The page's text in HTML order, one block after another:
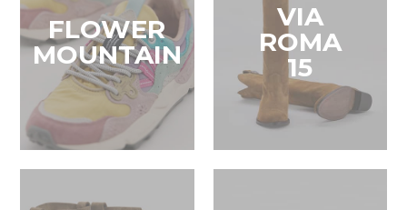
FLOWER
MOUNTAIN
VIA
ROMA
15